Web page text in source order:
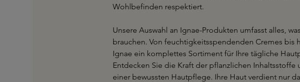
Wohlbefinden respektiert.
Unsere Auswahl an Ignae-Produkten umfasst alles,
brauchen. Von feuchtigkeitsspendenden Cremes bis
Ignae ein komplettes Sortiment für Ihre tägliche
Entdecken Sie die Kraft der pflanzlichen Inhaltsstoffe
einer bewussten Hautpflege. Ihre Haut verdient nur